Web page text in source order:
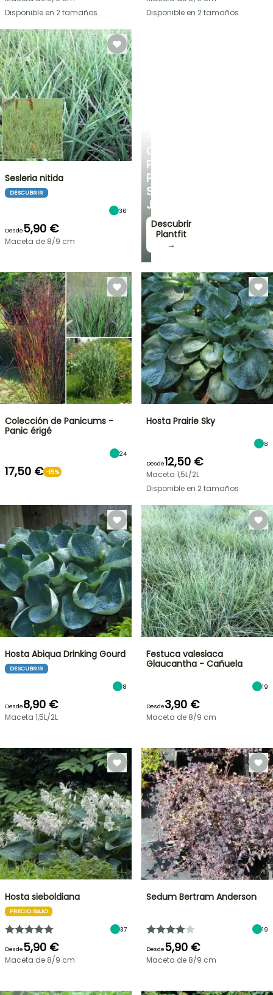
CONSEJOS
PERSONALIZADOS
PARA
SU
JARDÍN
Descubrir
Plantfit
→
Disponible en 2 tamaños
Disponible en 2 tamaños
Sesleria nitida
DESCUBRIR
36
Desde5,90 €
Maceta de 8/9 cm
Colección de Panicums -
Panic érigé
24
17,50 € -15%
Hosta Prairie Sky
8
Desde12,50 €
Maceta 1,5L/2L
Disponible en 2 tamaños
Hosta Abiqua Drinking Gourd
DESCUBRIR
8
Desde8,90 €
Maceta 1,5L/2L
Festuca valesiaca
Glaucantha - Cañuela
19
Desde3,90 €
Maceta de 8/9 cm
Hosta sieboldiana
PRECIO BAJO
37
Desde5,90 €
Maceta de 8/9 cm
Sedum Bertram Anderson
19
Desde5,90 €
Maceta de 8/9 cm